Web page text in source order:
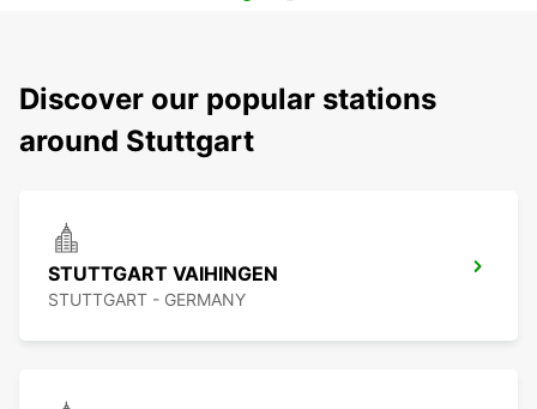
Discover our popular stations
around Stuttgart
STUTTGART VAIHINGEN
STUTTGART - GERMANY